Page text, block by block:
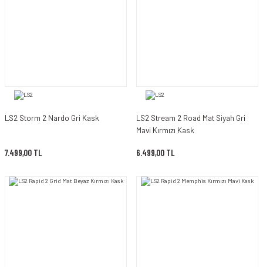
LS2 Storm 2 Nardo Gri Kask
7.499,00 TL
LS2 Stream 2 Road Mat Siyah Gri
Mavi Kırmızı Kask
6.499,00 TL